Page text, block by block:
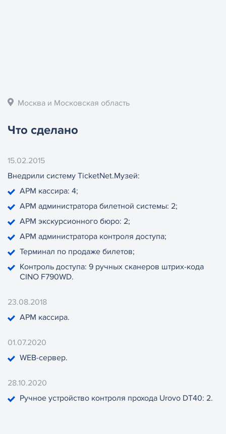
Москва и Московская область
Что сделано
15.02.2015
Внедрили систему TicketNet.Музей:
АРМ кассира: 4;
АРМ администратора билетной системы: 2;
АРМ экскурсионного бюро: 2;
АРМ администратора контроля доступа;
Терминал по продаже билетов;
Контроль доступа: 9 ручных сканеров штрих-кода
CINO F790WD.
23.08.2018
АРМ кассира.
01.07.2020
WEB-сервер.
28.10.2020
Ручное устройство контроля прохода Urovo DT40: 2.